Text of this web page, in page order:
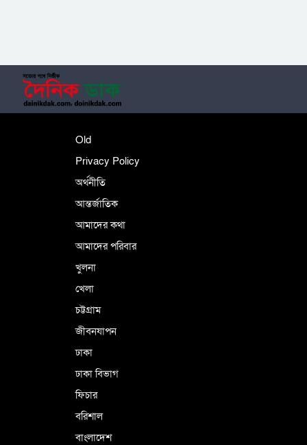
Old
Privacy Policy
অর্থনীতি
আন্তর্জাতিক
আমাদের কথা
আমাদের পরিবার
খুলনা
খেলা
চট্টগ্রাম
জীবনযাপন
ঢাকা
ঢাকা বিভাগ
ফিচার
বরিশাল
বাংলাদেশ